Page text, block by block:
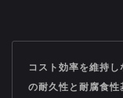
コスト効率を維持
の耐久性と耐腐食